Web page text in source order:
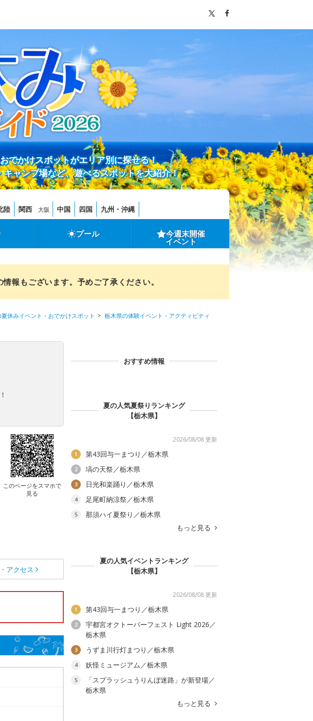
でかけスポットがエリア別に探せる！
ャンプ場など、遊べるスポットを大紹介！
陸 関西 大阪 中国 四国 九州・沖縄
プール 今週末開催
イベント
報もございます。予めご了承ください。
休みイベント・おでかけスポット
栃木県の体験イベント・アクティビティ
このページをスマホで
見る
アクセス
おすすめ情報
夏の人気夏祭りランキング
【栃木県】
2026/08/08 更新
1 第43回与一まつり／栃木県
2 塙の天祭／栃木県
3 日光和楽踊り／栃木県
4 足尾町納涼祭／栃木県
5
那須ハイ夏祭り／栃木県
もっと見る
夏の人気イベントランキング
【栃木県】
2026/08/08 更新
1 第43回与一まつり／栃木県
2
宇都宮オクトーバーフェスト Light 2026／
栃木県
3 うずま川行灯まつり／栃木県
4 妖怪ミュージアム／栃木県
5
「スプラッシュうりんぼ迷路」が新登場／
栃木県
もっと見る